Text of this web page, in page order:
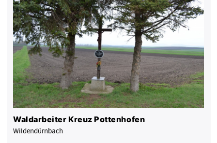
Waldarbeiter Kreuz Pottenhofen
Wildendürnbach